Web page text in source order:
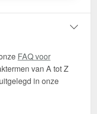
FAQ voor
van A tot Z
in onze